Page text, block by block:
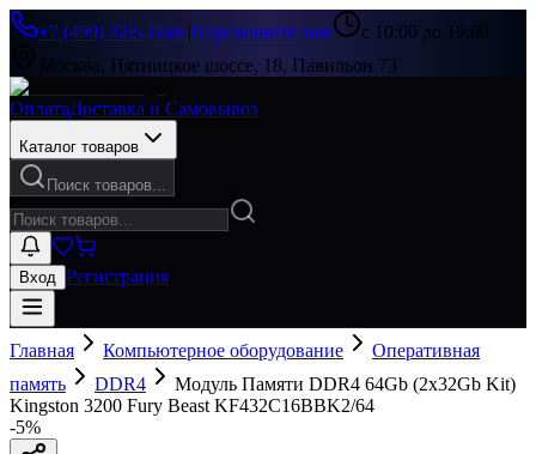
+7 (499) 322-33-86|Перезвоните мне
с 10:00 до 19:00
Москва, Пятницкое шоссе, 18, Павильон 73
ОплатаДоставка и Самовывоз
Каталог товаров
Поиск товаров...
Вход Регистрация
Главная Компьютерное оборудование
Оперативная
память
DDR4
Модуль Памяти DDR4 64Gb (2x32Gb Kit)
Kingston 3200 Fury Beast KF432C16BBK2/64
-5%